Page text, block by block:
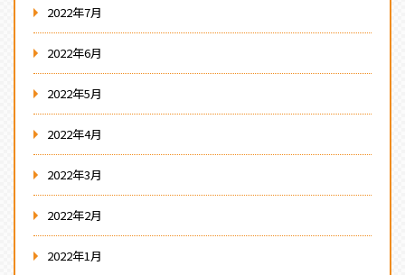
2022年7月
2022年6月
2022年5月
2022年4月
2022年3月
2022年2月
2022年1月